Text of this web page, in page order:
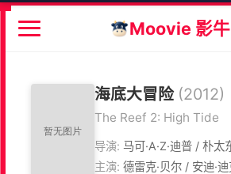
Moovie 影牛
海底大冒险 (2012)
The Reef 2: High Tide
导演: 马可·A·Z·迪普 / 朴太
主演: 德雷克·贝尔 / 安迪·